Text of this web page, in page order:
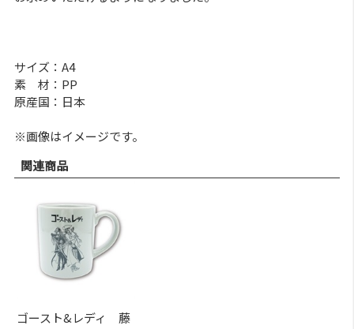
サイズ：A4
素 材：PP
原産国：日本
※画像はイメージです。
関連商品
ゴースト&レディ 藤